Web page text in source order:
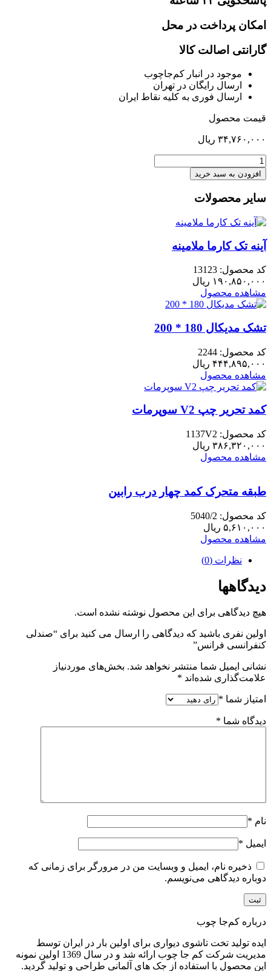
امکان پرداخت در محل
گارانتی اصالت کالا
موجود در انبار کم‌‌جاچوب
ارسال رایگان در تهران
ارسال فوری به کلیه نقاط ایران
قیمت محصول
۳۴,۷۶۰,۰۰۰ ریال
صندلی
کنفرانسی
فرانس
عدد
افزودن به سبد خرید
سایر محصولات
آینه تک کارما ملامینه
کد محصول: 13123
۱۹۰,۸۵۰,۰۰۰ ریال
مشاهده محصول
تشک مدیکال 180 * 200
کد محصول: 2244
۴۴۴,۸۹۵,۰۰۰ ریال
مشاهده محصول
کمد تحریر چپ V2 سوپرمات
کد محصول: 1137V2
۳۸۶,۳۲۰,۰۰۰ ریال
مشاهده محصول
طبقه متحرک کمد چهار درب رابین
کد محصول: 5040/2
۵,۶۱۰,۰۰۰ ریال
مشاهده محصول
نظرات (0)
دیدگاهها
هیچ دیدگاهی برای این محصول نوشته نشده است.
اولین نفری باشید که دیدگاهی را ارسال می کنید برای “صندلی
کنفرانسی فرانس”
نشانی ایمیل شما منتشر نخواهد شد. بخش‌های موردنیاز
علامت‌گذاری شده‌اند *
امتیاز شما *
دیدگاه شما *
نام *
ایمیل *
ذخیره نام، ایمیل و وبسایت من در مرورگر برای زمانی که
دوباره دیدگاهی می‌نویسم.
درباره کم‌جا چوب
ایده تولید تخت تاشوی دیواری برای اولین بار در ایران توسط
مدیریت شرکت کم جا چوب ارائه شد و در سال 1369 اولین نمونه
این محصول با استفاده از جک های آلمانی طراحی و تولید گردید.